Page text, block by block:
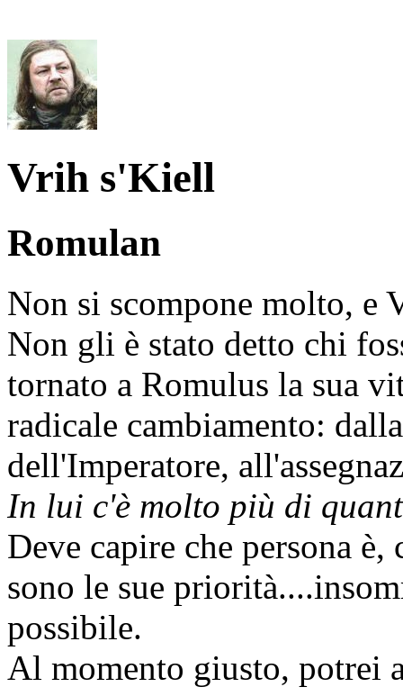
Vrih s'Kiell
Romulan
Non si scompone molto, e
Non gli è stato detto chi
tornato a Romulus la sua
radicale cambiamento:
dell'Imperatore,
In lui c'è molto più di
Deve capire che persona
sono le sue
possibile.
Al momento giusto, potrei